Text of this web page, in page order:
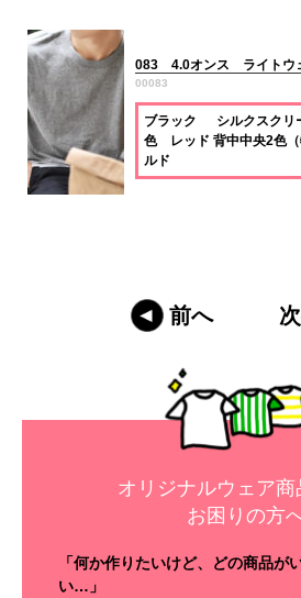
083 4.0オンス ライトウ
00083
ブラック シルクスクリ
色 レッド 背中中央2色
ルド
前へ
オリジナルウェア商
お困りの方
「何か作りたいけど、どの商品が
い…」